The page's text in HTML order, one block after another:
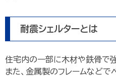
耐震シェルターとは
住宅内の一部に木材や鉄骨で強
また、金属製のフレームなど